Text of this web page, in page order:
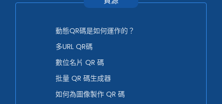
動態QR碼是如何運作的？
多URL QR碼
數位名片 QR 碼
批量 QR 碼生成器
如何為圖像製作 QR 碼